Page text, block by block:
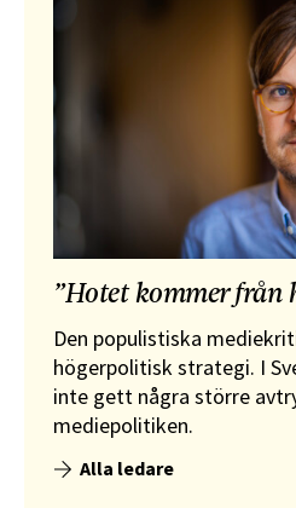
”Hotet kommer från
Den populistiska
högerpolitisk strategi. I
inte gett några större
mediepolitiken.
Alla ledare